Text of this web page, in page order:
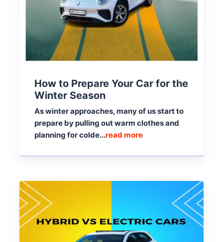
How to Prepare Your Car for the
Winter Season
As winter approaches, many of us start to
prepare by pulling out warm clothes and
planning for colde...read more